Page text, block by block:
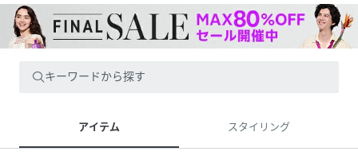
キーワードから探す
アイテム スタイリング